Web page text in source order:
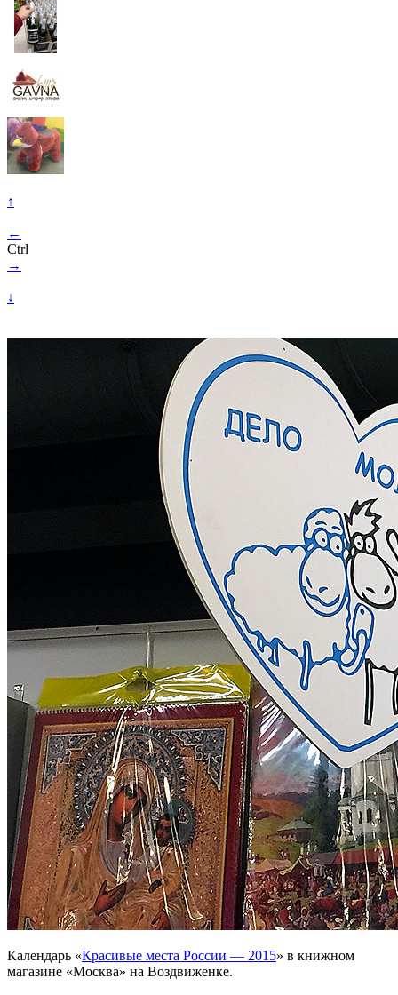
↑
←
Ctrl
→
↓
Календарь «Красивые места России — 2015» в книжном
магазине «Москва» на Воздвиженке.